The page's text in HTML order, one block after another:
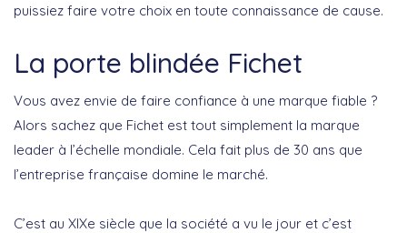
puissiez faire votre choix en toute connaissance de cause.
La porte blindée Fichet
Vous avez envie de faire confiance à une marque fiable ?
Alors sachez que Fichet est tout simplement la marque
leader à l’échelle mondiale. Cela fait plus de 30 ans que
l’entreprise française domine le marché.
C’est au XIXe siècle que la société a vu le jour et c’est